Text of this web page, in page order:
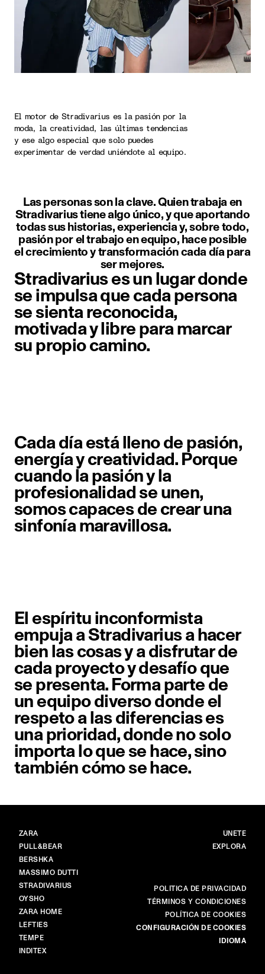
El motor de Stradivarius es la pasión por la
moda, la creatividad, las últimas tendencias
y ese algo especial que solo puedes
experimentar de verdad uniéndote al equipo.
Las personas son la clave. Quien trabaja en
Stradivarius tiene algo único, y que aportando
todas sus historias, experiencia y, sobre todo,
pasión por el trabajo en equipo, hace posible
el crecimiento y transformación cada día para
ser mejores.
Stradivarius es un lugar donde
se impulsa que cada persona
se sienta reconocida,
motivada y libre para marcar
su propio camino.
Cada día está lleno de pasión,
energía y creatividad. Porque
cuando la pasión y la
profesionalidad se unen,
somos capaces de crear una
sinfonía maravillosa.
El espíritu inconformista
empuja a Stradivarius a hacer
bien las cosas y a disfrutar de
cada proyecto y desafío que
se presenta. Forma parte de
un equipo diverso donde el
respeto a las diferencias es
una prioridad, donde no solo
importa lo que se hace, sino
también cómo se hace.
MARCAS
ZARA
PULL&BEAR
BERSHKA
MASSIMO DUTTI
STRADIVARIUS
OYSHO
ZARA HOME
LEFTIES
TEMPE
INDITEX
PRINCIPAL
ÚNETE
EXPLORA
MÁSPOLÍTICA DE PRIVACIDAD
TÉRMINOS Y CONDICIONES
POLÍTICA DE COOKIES
CONFIGURACIÓN DE COOKIES
IDIOMA